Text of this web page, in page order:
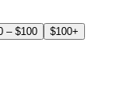
– $100 $100+